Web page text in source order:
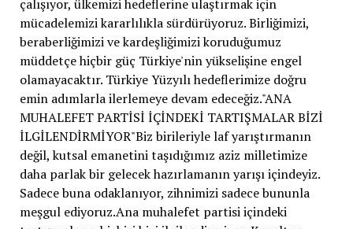
çalışıyor, ülkemizi hedeflerine ulaştırmak için
mücadelemizi kararlılıkla sürdürüyoruz. Birliğimizi,
beraberliğimizi ve kardeşliğimizi koruduğumuz
müddetçe hiçbir güç Türkiye'nin yükselişine engel
olamayacaktır. Türkiye Yüzyılı hedeflerimize doğru
emin adımlarla ilerlemeye devam edeceğiz."ANA
MUHALEFET PARTİSİ İÇİNDEKİ TARTIŞMALAR BİZİ
İLGİLENDİRMİYOR"Biz birileriyle laf yarıştırmanın
değil, kutsal emanetini taşıdığımız aziz milletimize
daha parlak bir gelecek hazırlamanın yarışı içindeyiz.
Sadece buna odaklanıyor, zihnimizi sadece bununla
meşgul ediyoruz.Ana muhalefet partisi içindeki